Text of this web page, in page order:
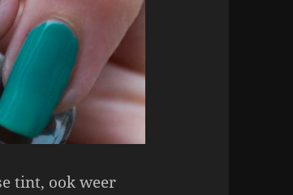
tint, ook weer